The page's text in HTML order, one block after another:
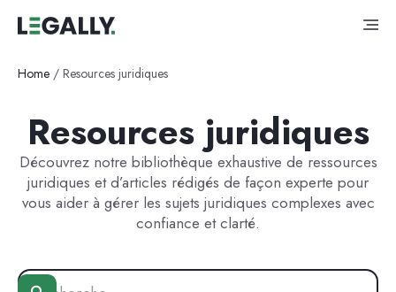
Home / Resources juridiques
Resources juridiques
Découvrez notre bibliothèque exhaustive de ressources
juridiques et d’articles rédigés de façon experte pour
vous aider à gérer les sujets juridiques complexes avec
confiance et clarté.